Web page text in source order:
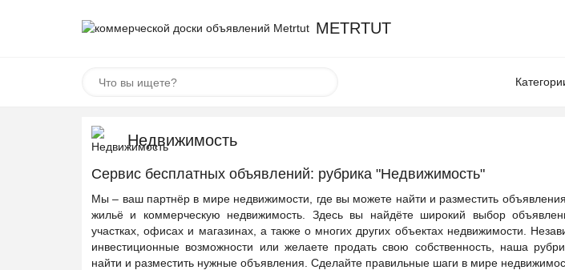
METRTUT
Недвижимость
Сервис бесплатных объявлений: рубрика "Недвижимость"
Мы – ваш партнёр в мире недвижимости, где вы можете найти и разместить
жильё и коммерческую недвижимость. Здесь вы найдёте широкий выбор
участках, офисах и магазинах, а также о многих других объектах недвижимости.
инвестиционные возможности или желаете продать свою собственность, наша
найти и разместить нужные объявления. Сделайте правильные шаги в мире